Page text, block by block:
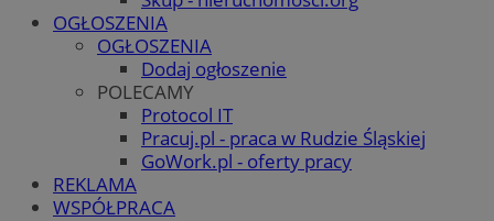
OGŁOSZENIA
OGŁOSZENIA
Dodaj ogłoszenie
POLECAMY
Protocol IT
Pracuj.pl - praca w Rudzie Śląskiej
GoWork.pl - oferty pracy
REKLAMA
WSPÓŁPRACA